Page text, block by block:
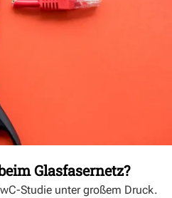
Glasfasernetz?
Studie unter großem Druck.